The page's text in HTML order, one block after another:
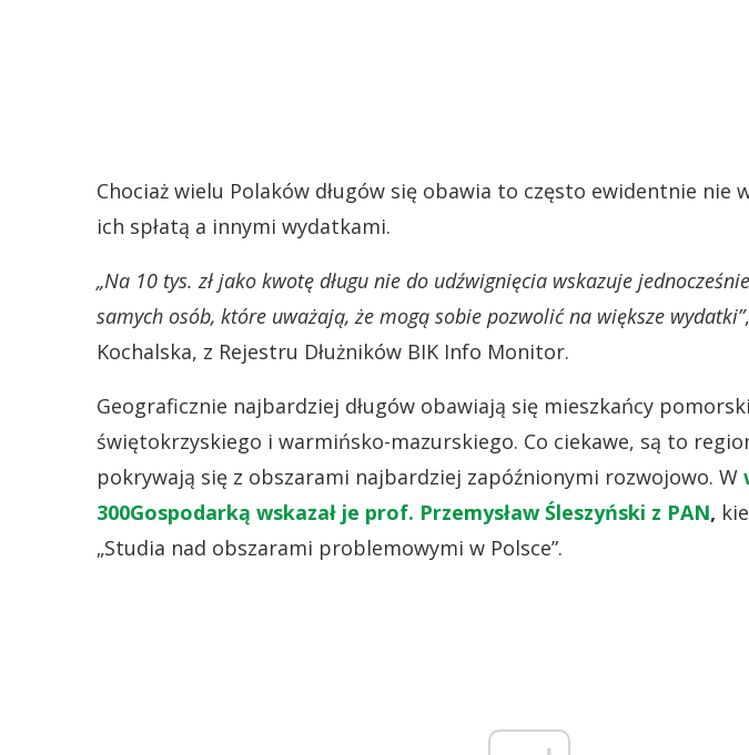
Chociaż wielu Polaków długów się obawia to często ewidentnie nie
ich spłatą a innymi wydatkami.
„Na 10 tys. zł jako kwotę długu nie do udźwignięcia wskazuje
samych osób, które uważają, że mogą sobie pozwolić na większe wydatki”
Kochalska, z Rejestru Dłużników BIK Info Monitor.
Geograficznie najbardziej długów obawiają się mieszkańcy
świętokrzyskiego i warmińsko-mazurskiego. Co ciekawe, są to
pokrywają się z obszarami najbardziej zapóźnionymi rozwojowo. W
300Gospodarką wskazał je prof. Przemysław Śleszyński z PAN,
„Studia nad obszarami problemowymi w Polsce”.